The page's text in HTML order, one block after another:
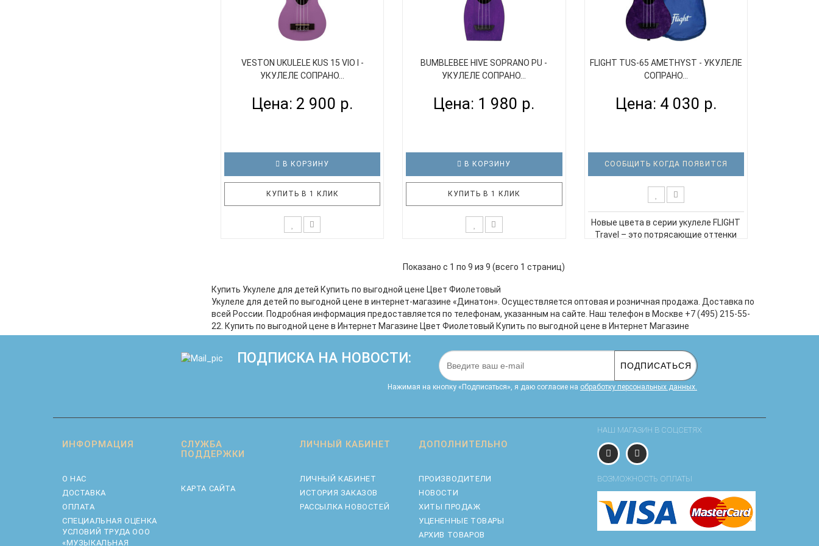
VESTON UKULELE KUS 15 VIO I -
УКУЛЕЛЕ СОПРАНО...
Цена: 2 900 р.
В КОРЗИНУ
КУПИТЬ В 1 КЛИК
компактная укулеле – это идеальный
выбор для путешествий. Море, закат
и нежная мелодия этого инструмента
просто созданы друг для друга.
VESTON KUS 15 VIO I имеет ..
BUMBLEBEE HIVE SOPRANO PU -
УКУЛЕЛЕ СОПРАНО...
Цена: 1 980 р.
В КОРЗИНУ
КУПИТЬ В 1 КЛИК
надёжный, практичный, удобный и,
инструмент! Эта укулеле продолжает
традиции знаменитых ученических
укулеле Дж.Чалмерса Доана,
канадского укулеле-педагога.
Необычная форма корпуса,
уникальная го..
FLIGHT TUS-65 AMETHYST - УКУЛЕЛЕ
СОПРАНО...
Цена: 4 030 р.
СООБЩИТЬ КОГДА ПОЯВИТСЯ
Новые цвета в серии укулеле FLIGHT
Travel – это потрясающие оттенки
времени. Акриловая краска
наноситс..
Показано с 1 по 9 из 9 (всего 1 страниц)
Купить Укулеле для детей Купить по выгодной цене Цвет Фиолетовый
Укулеле для детей по выгодной цене в интернет-магазине «Динатон». Осуществляется оптовая и розничная продажа. Доставка по
всей России. Подробная информация предоставляется по телефонам, указанным на сайте. Наш телефон в Москве +7 (495) 215-55-
22. Купить по выгодной цене в Интернет Магазине Цвет Фиолетовый Купить по выгодной цене в Интернет Магазине
ПОДПИСКА НА НОВОСТИ: ПОДПИСАТЬСЯ
Нажимая на кнопку «Подписаться», я даю cогласие на обработку персональных данных.
ИНФОРМАЦИЯ
О НАС
ДОСТАВКА
ОПЛАТА
CПЕЦИАЛЬНАЯ ОЦЕНКА
УСЛОВИЙ ТРУДА ООО
«МУЗЫКАЛЬНАЯ
СЛУЖБА
ПОДДЕРЖКИ
КАРТА САЙТА
ЛИЧНЫЙ КАБИНЕТ
ЛИЧНЫЙ КАБИНЕТ
ИСТОРИЯ ЗАКАЗОВ
РАССЫЛКА НОВОСТЕЙ
ДОПОЛНИТЕЛЬНО
ПРОИЗВОДИТЕЛИ
НОВОСТИ
ХИТЫ ПРОДАЖ
УЦЕНЕННЫЕ ТОВАРЫ
АРХИВ ТОВАРОВ
НАШ МАГАЗИН В СОЦСЕТЯХ
ВОЗМОЖНОСТЬ ОПЛАТЫ